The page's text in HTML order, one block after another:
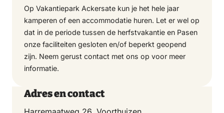
Op Vakantiepark Ackersate kun je het hele jaar
kamperen of een accommodatie huren. Let er wel op
dat in de periode tussen de herfstvakantie en Pasen
onze faciliteiten gesloten en/of beperkt geopend
zijn. Neem gerust contact met ons op voor meer
informatie.
Adres en contact